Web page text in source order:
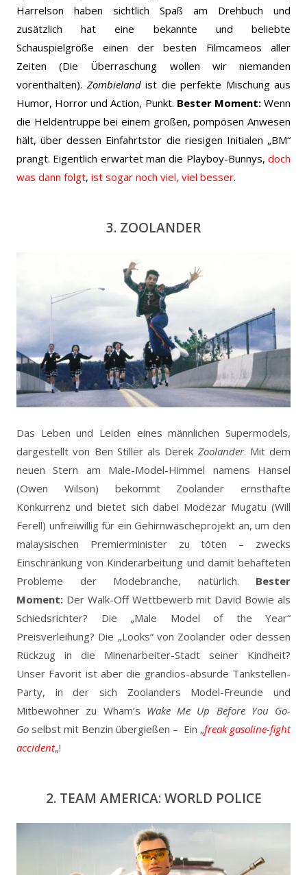
Harrelson haben sichtlich Spaß am Drehbuch und
zusätzlich hat eine bekannte und beliebte
Schauspielgröße einen der besten Filmcameos aller
Zeiten (Die Überraschung wollen wir niemanden
vorenthalten). Zombielandist die perfekte Mischung aus
Humor, Horror und Action, Punkt. Bester Moment:Wenn
die Heldentruppe bei einem großen, pompösen Anwesen
hält, über dessen Einfahrtstor die riesigen Initialen „BM“
prangt. Eigentlich erwartet man die Playboy-Bunnys, doch
was dann folgt, ist sogar noch viel, viel besser.
3. ZOOLANDER
Das Leben und Leiden eines männlichen Supermodels,
dargestellt von Ben Stiller als Derek Zoolander. Mit dem
neuen Stern am Male-Model-Himmel namens Hansel
(Owen Wilson) bekommt Zoolander ernsthafte
Konkurrenz und bietet sich dabei Modezar Mugatu (Will
Ferell) unfreiwillig für ein Gehirnwäscheprojekt an, um den
malaysischen Premierminister zu töten – zwecks
Einschränkung von Kinderarbeitung und damit behafteten
Probleme der Modebranche, natürlich. Bester
Moment: Der Walk-Off Wettbewerb mit David Bowie als
Schiedsrichter? Die „Male Model of the Year“
Preisverleihung? Die „Looks“ von Zoolander oder dessen
Rückzug in die Minenarbeiter-Stadt seiner Kindheit?
Unser Favorit ist aber die grandios-absurde Tankstellen-
Party, in der sich Zoolanders Model-Freunde und
Mitbewohner zu Wham’s Wake Me Up Before You Go-
Go selbst mit Benzin übergießen – Ein „freak gasoline-fight
accident„!
2. TEAM AMERICA: WORLD POLICE